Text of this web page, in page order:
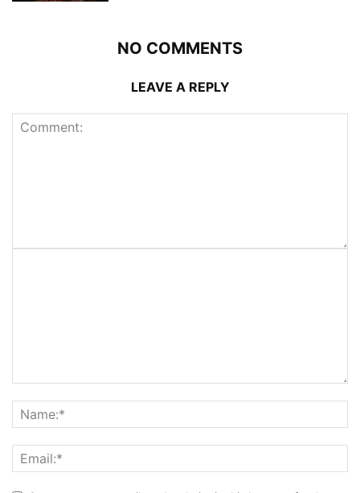
NO COMMENTS
LEAVE A REPLY